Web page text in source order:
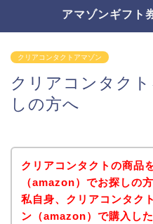
アマゾンギフト
クリアコンタクトアマゾン
クリアコンタク
しの方へ
クリアコンタクトの商品
（amazon）でお探しの
私自身、クリアコンタク
ン（amazon）で購入し